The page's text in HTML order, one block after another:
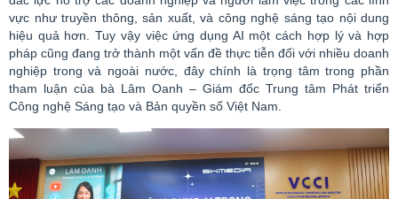
vực như truyền thông, sản xuất, và công nghệ sáng tạo nội dung
hiệu quả hơn. Tuy vậy việc ứng dụng AI một cách hợp lý và hợp
pháp cũng đang trở thành một vấn đề thực tiễn đối với nhiều doanh
nghiệp trong và ngoài nước, đây chính là trọng tâm trong phần
tham luận của bà Lâm Oanh – Giám đốc Trung tâm Phát triển
Công nghệ Sáng tạo và Bản quyền số Việt Nam.